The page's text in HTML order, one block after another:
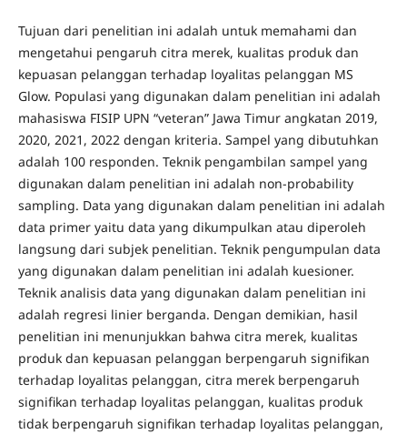
Tujuan dari penelitian ini adalah untuk memahami dan
mengetahui pengaruh citra merek, kualitas produk dan
kepuasan pelanggan terhadap loyalitas pelanggan MS
Glow. Populasi yang digunakan dalam penelitian ini adalah
mahasiswa FISIP UPN “veteran” Jawa Timur angkatan 2019,
2020, 2021, 2022 dengan kriteria. Sampel yang dibutuhkan
adalah 100 responden. Teknik pengambilan sampel yang
digunakan dalam penelitian ini adalah non-probability
sampling. Data yang digunakan dalam penelitian ini adalah
data primer yaitu data yang dikumpulkan atau diperoleh
langsung dari subjek penelitian. Teknik pengumpulan data
yang digunakan dalam penelitian ini adalah kuesioner.
Teknik analisis data yang digunakan dalam penelitian ini
adalah regresi linier berganda. Dengan demikian, hasil
penelitian ini menunjukkan bahwa citra merek, kualitas
produk dan kepuasan pelanggan berpengaruh signifikan
terhadap loyalitas pelanggan, citra merek berpengaruh
signifikan terhadap loyalitas pelanggan, kualitas produk
tidak berpengaruh signifikan terhadap loyalitas pelanggan,